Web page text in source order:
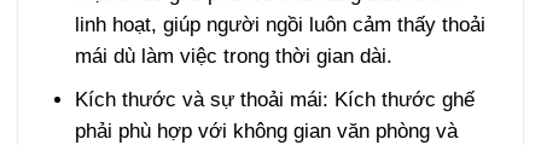
linh hoạt, giúp người ngồi luôn cảm thấy thoải
mái dù làm việc trong thời gian dài.
Kích thước và sự thoải mái: Kích thước ghế
phải phù hợp với không gian văn phòng và